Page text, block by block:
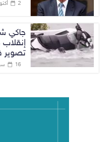
2 أكتوبر، 2020
جاكي
إنقلاب
تصوير
16 سبتمبر، 2020